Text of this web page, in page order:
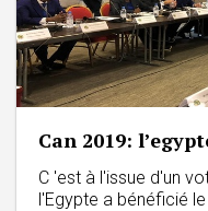
Can 2019:
C 'est à l'issue d'un
l'Egypte a bénéficié